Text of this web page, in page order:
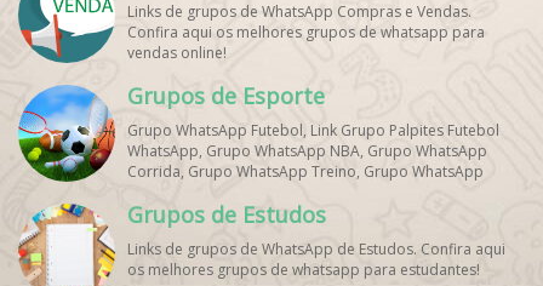
Links de grupos de WhatsApp Compras e Vendas.
Confira aqui os melhores grupos de whatsapp para
vendas online!
Grupos de Esporte
Grupo WhatsApp Futebol, Link Grupo Palpites Futebol
WhatsApp, Grupo WhatsApp NBA, Grupo WhatsApp
Corrida, Grupo WhatsApp Treino, Grupo WhatsApp
WhatsApp, Grupo de Torcedores [Nome do Time]
WhatsApp, Link de Grupos de Esporte Grátis, Grupo
WhatsApp Dicas de Treino, Grupo WhatsApp Futebol Ao
Vivo. Grupo WhatsApp Esporte, Grupos de Esporte
Grupos de Estudos
Links de grupos de WhatsApp de Estudos. Confira aqui
os melhores grupos de whatsapp para estudantes!